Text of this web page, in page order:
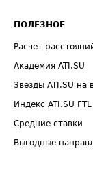
ПОЛЕЗНОЕ
Расчет
Академия ATI.SU
Звезды ATI.SU на
Индекс ATI.SU
Средние ставки
Выгодные